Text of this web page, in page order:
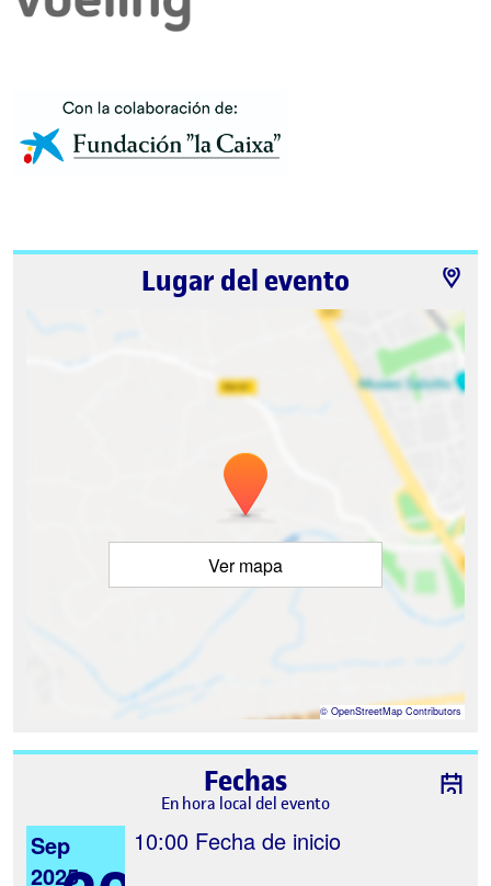
Lugar del evento
Ver mapa
© OpenStreetMap Contributors
Fechas
En hora local del evento
Sep
2025
10:00 Fecha de inicio